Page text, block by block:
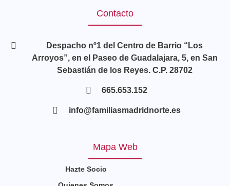
Contacto
Despacho nº1 del Centro de Barrio “Los
Arroyos”, en el Paseo de Guadalajara, 5, en San
Sebastián de los Reyes. C.P. 28702
665.653.152
info@familiasmadridnorte.es
Mapa Web
Hazte Socio